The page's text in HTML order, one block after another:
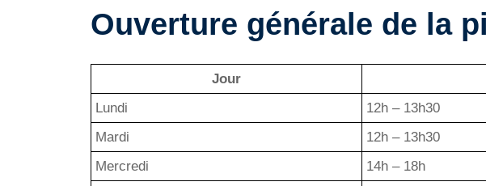
Ouverture générale de la
Jour
Lundi
12h – 13h30
Mardi
12h – 13h30
Mercredi
14h – 18h